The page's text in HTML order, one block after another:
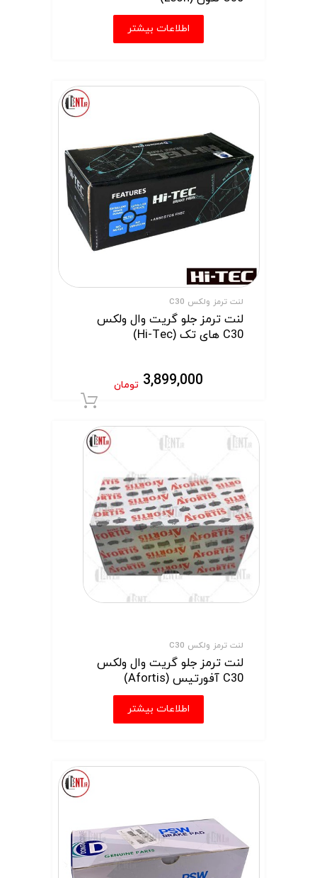
اطلاعات بیشتر
لنت ترمز ولکس C30
لنت ترمز جلو گریت وال ولکس
C30 های تک (Hi-Tec)
3,899,000 تومان
لنت ترمز ولکس C30
لنت ترمز جلو گریت وال ولکس
C30 آفورتیس (Afortis)
اطلاعات بیشتر